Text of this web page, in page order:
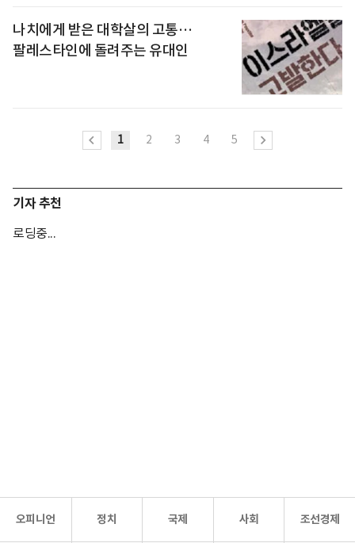
나치에게 받은 대학살의 고통…
팔레스타인에 돌려주는 유대인
1 2 3 4 5
기자 추천
로딩중...
오피니언 정치 국제 사회 조선경제